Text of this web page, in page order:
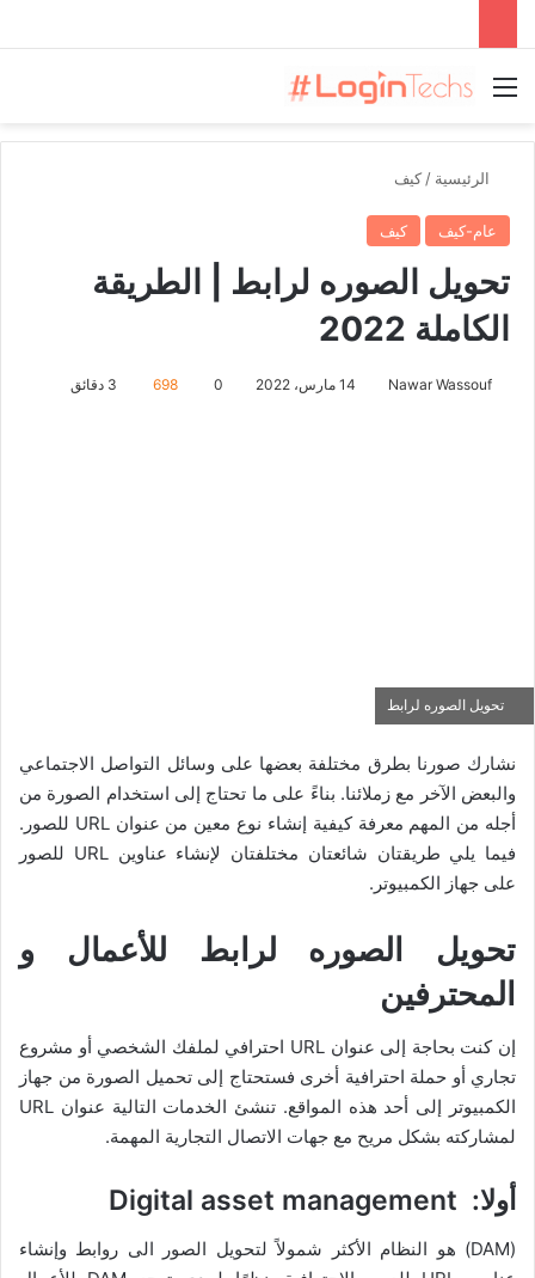
القائمة
الرئيسية /كيف
عام-كيف كيف
تحويل الصوره لرابط | الطريقة
الكاملة 2022
Nawar Wassouf 14 مارس، 2022 0
698
تحويل الصوره لرابط
نشارك صورنا بطرق مختلفة بعضها على وسائل التواصل الاجتماعي
والبعض الآخر مع زملائنا. بناءً على ما تحتاج إلى استخدام الصورة من
أجله من المهم معرفة كيفية إنشاء نوع معين من عنوان URL للصور.
فيما يلي طريقتان شائعتان مختلفتان لإنشاء عناوين URL للصور
على جهاز الكمبيوتر.
تحويل الصوره لرابط للأعمال و
المحترفين
إن كنت بحاجة إلى عنوان URL احترافي لملفك الشخصي أو مشروع
تجاري أو حملة احترافية أخرى فستحتاج إلى تحميل الصورة من جهاز
الكمبيوتر إلى أحد هذه المواقع. تنشئ الخدمات التالية عنوان URL
لمشاركته بشكل مريح مع جهات الاتصال التجارية المهمة.
أولا:
(DAM) هو النظام الأكثر شمولاً لتحويل الصور الى روابط وإنشاء